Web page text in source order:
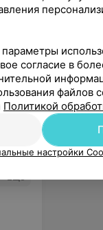
полости с
усилением
видом на
согласие в
файлов
Политикой
настройки